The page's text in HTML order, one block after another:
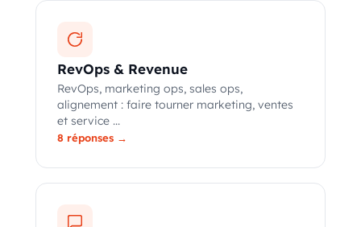
RevOps & Revenue
RevOps, marketing ops, sales ops,
alignement : faire tourner marketing, ventes
et service ...
8 réponses →